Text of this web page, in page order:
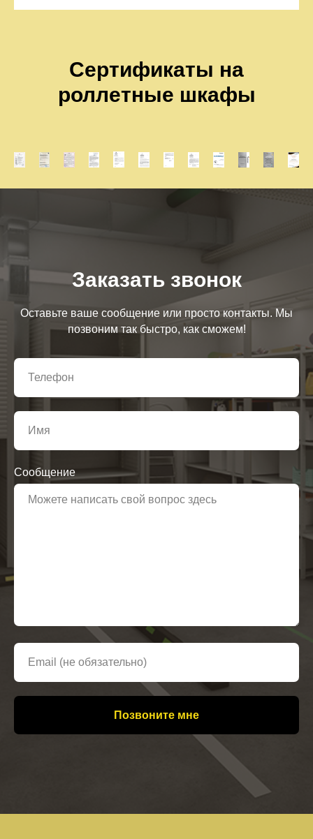
Сертификаты на
роллетные шкафы
Заказать звонок
Оставьте ваше сообщение или просто контакты. Мы
позвоним так быстро, как сможем!
Сообщение
Позвоните мне